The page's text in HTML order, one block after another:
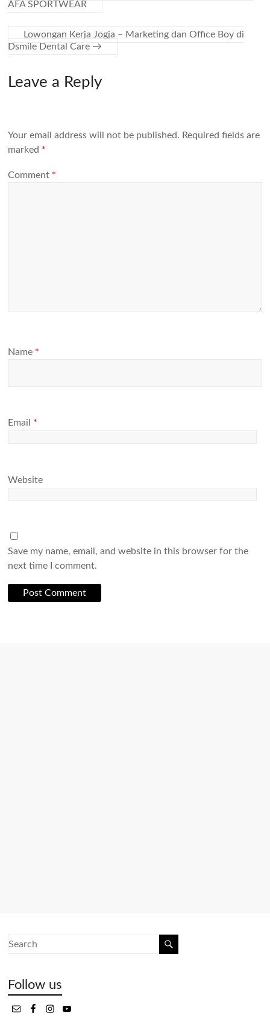
AFA SPORTWEAR
Lowongan Kerja Jogja – Marketing dan Office Boy di
Dsmile Dental Care →
Leave a Reply
Your email address will not be published. Required fields are
marked *
Comment *
Name *
Email *
Website
Save my name, email, and website in this browser for the
next time I comment.
Follow us